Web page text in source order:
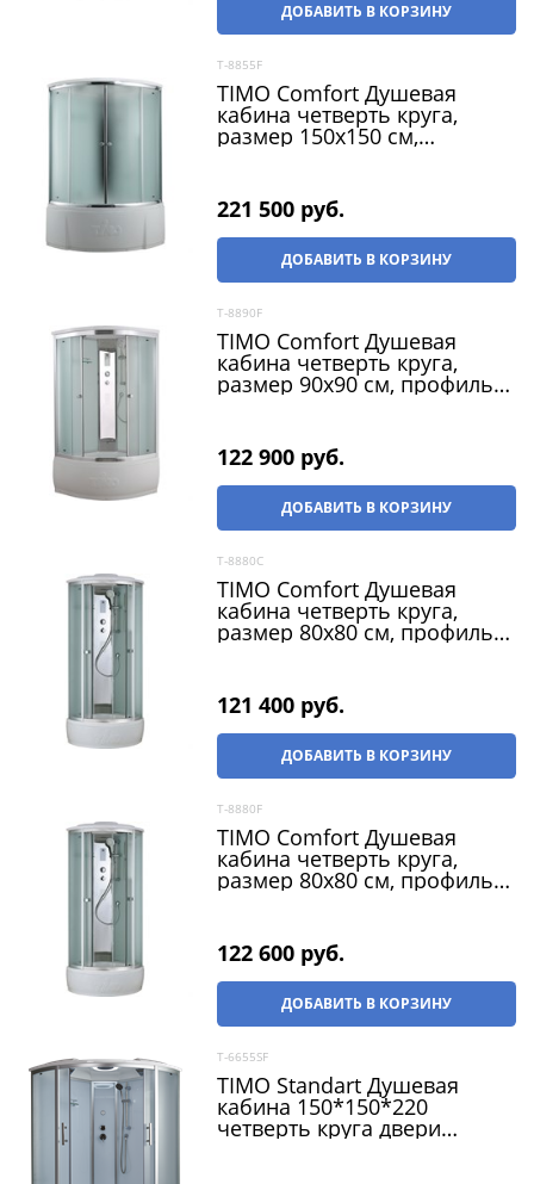
ДОБАВИТЬ В КОРЗИНУ
T-8855F
TIMO Comfort Душевая
кабина четверть круга,
размер 150х150 см,
221 500 руб.
ДОБАВИТЬ В КОРЗИНУ
T-8890F
TIMO Comfort Душевая
кабина четверть круга,
размер 90х90 см, профиль -
122 900 руб.
ДОБАВИТЬ В КОРЗИНУ
T-8880C
TIMO Comfort Душевая
кабина четверть круга,
размер 80х80 см, профиль -
121 400 руб.
ДОБАВИТЬ В КОРЗИНУ
T-8880F
TIMO Comfort Душевая
кабина четверть круга,
размер 80х80 см, профиль -
122 600 руб.
ДОБАВИТЬ В КОРЗИНУ
T-6655SF
TIMO Standart Душевая
кабина 150*150*220
четверть круга двери